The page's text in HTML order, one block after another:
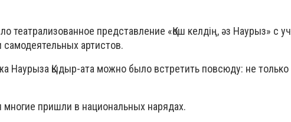
театрализованное представление «Қош келдің, әз Наурыз» с
артистов.
Наурыза Қыдыр-ата можно было встретить повсюду: не только
многие пришли в национальных нарядах.